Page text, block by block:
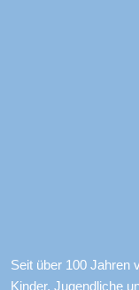
Seit über 100 Jahren
Kinder, Jugendliche